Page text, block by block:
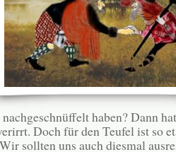
haben? Dann
Doch für den Teufel ist so
sollten uns auch diesmal